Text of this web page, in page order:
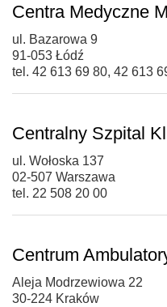
Centra Medyczne
ul. Bazarowa 9
91-053 Łódź
tel. 42 613 69 80, 42 613
Centralny Szpital
ul. Wołoska 137
02-507 Warszawa
tel. 22 508 20 00
Centrum
Aleja Modrzewiowa 22
30-224 Kraków